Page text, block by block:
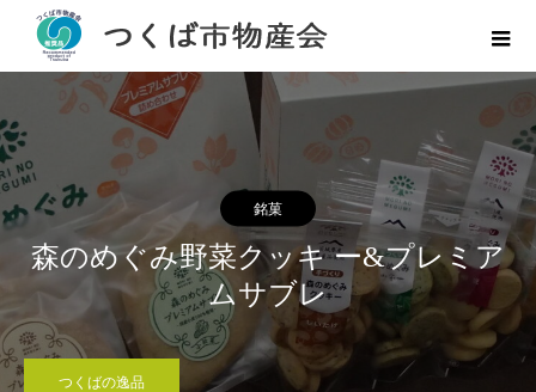
銘菓
森のめぐみ野菜クッキ ー&プレミア
ムサブレ
つくばの逸品